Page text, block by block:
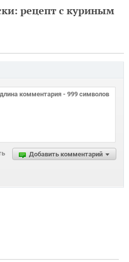
рецепт с куриным
Добавить комментарий